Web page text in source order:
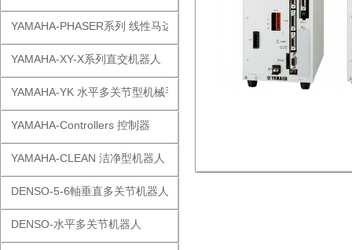
YAMAHA-PHASER系列 线性马达
YAMAHA-XY-X系列直交机器人
YAMAHA-YK 水平多关节型机械手
YAMAHA-Controllers 控制器
YAMAHA-CLEAN 洁净型机器人
DENSO-5-6軸垂直多关节机器人
DENSO-水平多关节机器人